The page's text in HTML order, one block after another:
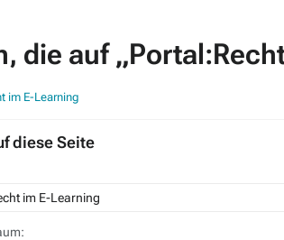
die auf
im E-Learning
diese Seite